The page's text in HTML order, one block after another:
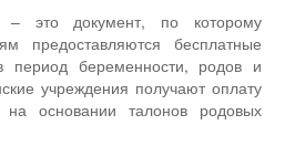
– это документ, по которому
предоставляются бесплатные
период беременности, родов и
учреждения получают оплату
на основании талонов родовых